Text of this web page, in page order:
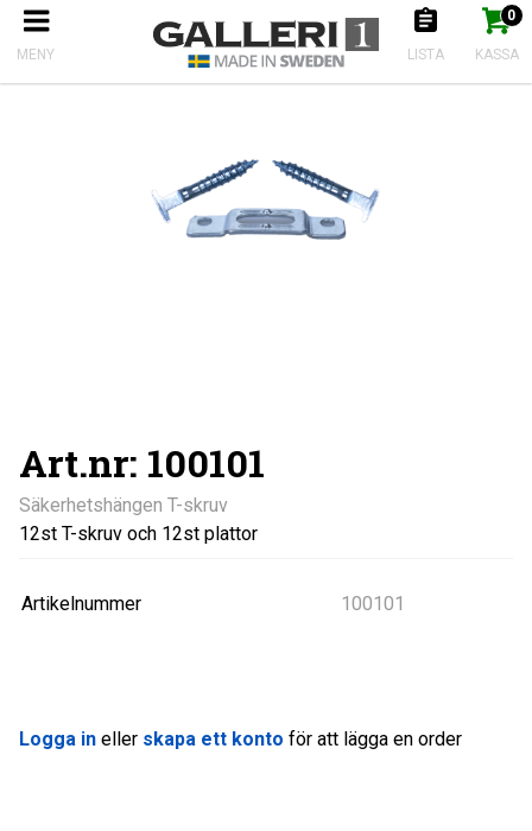
MENY LISTA
0
KASSA
Produkten har nu lagts till i kundkorgenGå till kassan
Start Tavelhängen & Tråd Säkerhetshängen T-skruv
Art.nr: 100101
Säkerhetshängen T-skruv
12st T-skruv och 12st plattor
Artikelnummer 100101
Logga in eller skapa ett konto för att lägga en order